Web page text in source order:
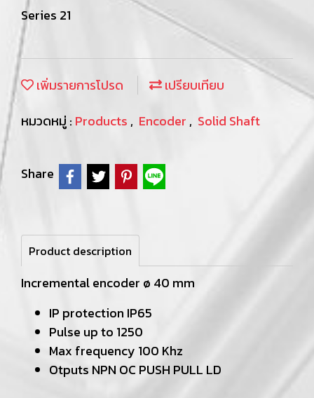
Series 21
เพิ่มรายการโปรด
เปรียบเทียบ
หมวดหมู่ : Products , Encoder , Solid Shaft
Share
Product description
Incremental encoder ø 40 mm
IP protection IP65
Pulse up to 1250
Max frequency 100 Khz
Otputs NPN OC PUSH PULL LD